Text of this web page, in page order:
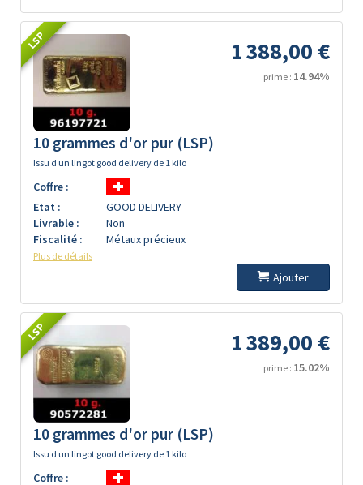
LSP 1 388,00 €
prime : 14.94%
10 grammes d'or pur (LSP)
Issu d un lingot good delivery de 1 kilo
Coffre :
Etat :
GOOD DELIVERY
Livrable :
Non
Fiscalité :
Métaux précieux
Plus de détails
Ajouter
LSP 1 389,00 €
prime : 15.02%
10 grammes d'or pur (LSP)
Issu d un lingot good delivery de 1 kilo
Coffre :